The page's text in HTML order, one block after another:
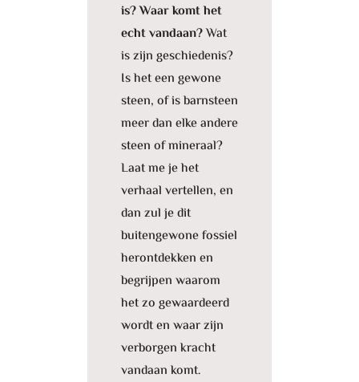
is? Waar komt het
echt vandaan?Wat
is zijn geschiedenis?
Is het een gewone
steen, of is barnsteen
meer dan elke andere
steen of mineraal?
Laat me je het
verhaal vertellen, en
dan zul je dit
buitengewone fossiel
herontdekken en
begrijpen waarom
het zo gewaardeerd
wordt en waar zijn
verborgen kracht
vandaan komt.